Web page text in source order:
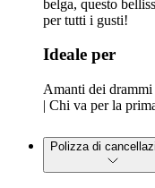
belga, questo
per tutti i gusti!
Ideale per
Amanti dei
| Chi va per la
Polizza di